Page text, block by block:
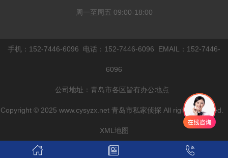
周一至周五 09:00-18:00
手机：152-7446-6096 电话：152-7446-6096 EMAIL：152-7446-
6096
公司地址：青岛市各区皆有办公地点
Copyright © 2025 www.cysyzx.net 青岛市私家侦探 All rights reserved.
XML地图